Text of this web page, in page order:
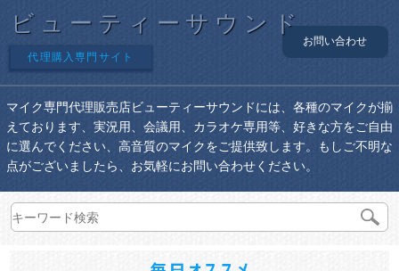
ビューティーサウンド
代理購入専門サイト
お問い合わせ
マイク専門代理販売店ビューティーサウンドには、各種のマイクが揃
えております、実況用、会議用、カラオケ専用等、好きな方をご自由
に選んでください、高音質のマイクをご提供致します。もしご不明な
点がございましたら、お気軽にお問い合わせください。